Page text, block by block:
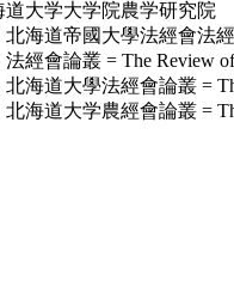
道大学大学院農学研究院
北海道帝國大學法經會法
法經會論叢 = The Review
北海道大學法經會論叢 =
北海道大学農經會論叢 =